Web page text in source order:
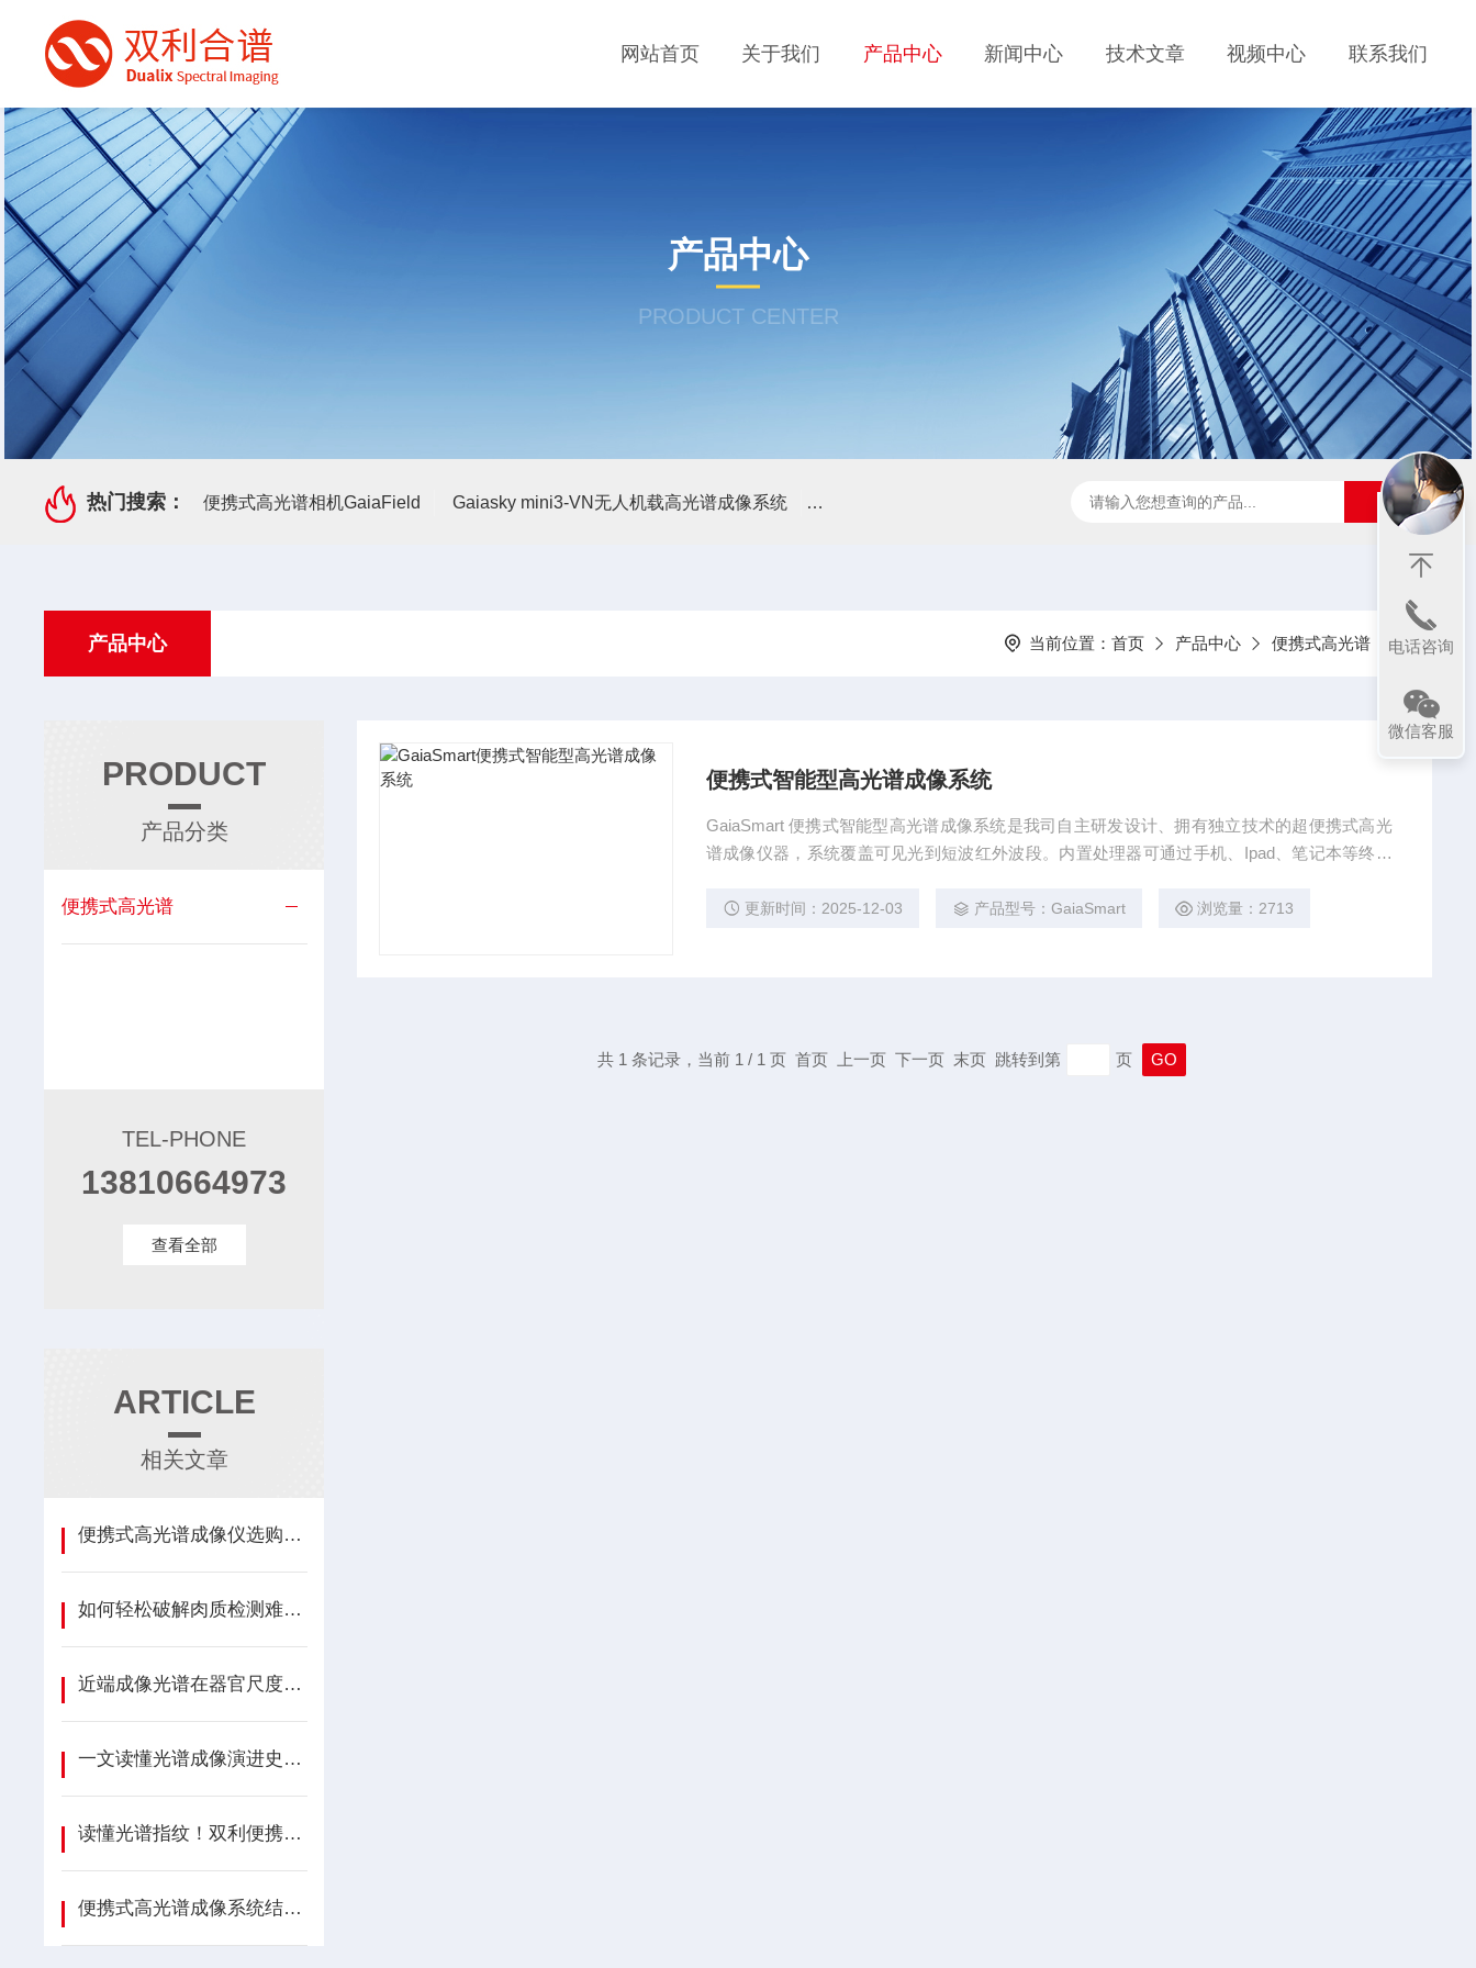
网站首页 关于我们 产品中心 新闻中心 技术文章 视频中心 联系我们
产品中心
PRODUCT CENTER
热门搜索： 便携式高光谱相机GaiaField Gaiasky mini3-VN无人机载高光谱成像系统 高光谱分选仪GaiaSorter 太阳光诱导叶绿素荧光测试系统 SpecVIEW高光谱
产品中心 当前位置： 首页 产品中心 便携式高光谱
PRODUCT
产品分类
便携式高光谱
TEL-PHONE
13810664973
查看全部
ARTICLE
相关文章
便携式高光谱成像仪选购指南：从原理到选型的全面解析
如何轻松破解肉质检测难题？高光谱成像系统给出答案！
近端成像光谱在器官尺度上定量水稻穗腐病的严重程度
一文读懂光谱成像演进史：便携式高光谱成像系统落地全行业
读懂光谱指纹！双利便携式高光谱成像系统实现多场景现场快速检测
便携式高光谱成像系统结合小波特征与纹理分析的小麦赤霉病精准识别
便携式智能型高光谱成像系统
GaiaSmart 便携式智能型高光谱成像系统是我司自主研发设计、拥有独立技术的超便携式高光
谱成像仪器，系统覆盖可见光到短波红外波段。内置处理器可通过手机、Ipad、笔记本等终端
基础上，可获得数百上千波段的光谱信息，实现目标的图谱合一。
更新时间：2025-12-03 产品型号：GaiaSmart 浏览量：2713
共 1 条记录，当前 1 / 1 页 首页 上一页 下一页 末页 跳转到第 页
电话咨询
微信客服